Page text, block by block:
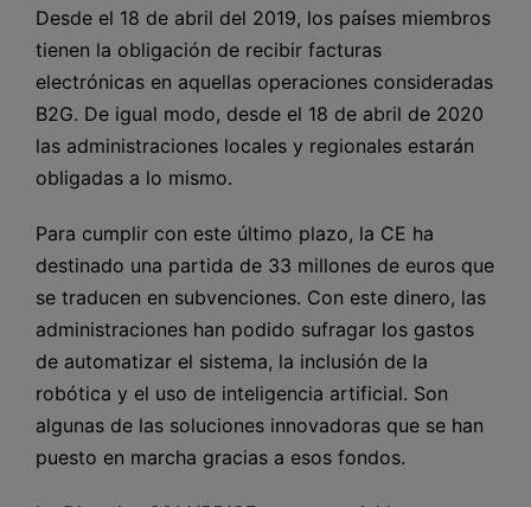
Desde el 18 de abril del 2019, los países miembros
tienen la obligación de recibir facturas
electrónicas en aquellas operaciones consideradas
B2G. De igual modo, desde el 18 de abril de 2020
las administraciones locales y regionales estarán
obligadas a lo mismo.
Para cumplir con este último plazo, la CE ha
destinado una partida de 33 millones de euros que
se traducen en subvenciones. Con este dinero, las
administraciones han podido sufragar los gastos
de automatizar el sistema, la inclusión de la
robótica y el uso de inteligencia artificial. Son
algunas de las soluciones innovadoras que se han
puesto en marcha gracias a esos fondos.